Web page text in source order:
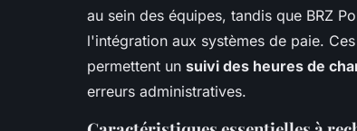
au sein des équipes, tandis que BRZ
l'intégration aux systèmes de paie.
permettent un suivi des heures de
erreurs administratives.